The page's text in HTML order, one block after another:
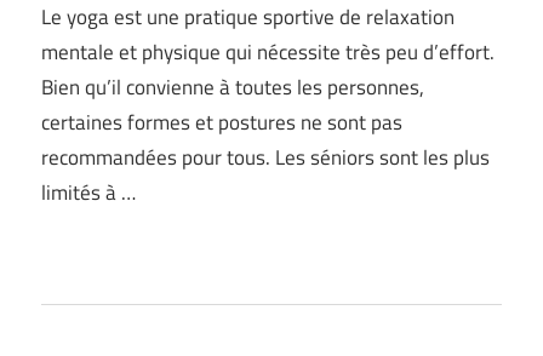
Le yoga est une pratique sportive de relaxation
mentale et physique qui nécessite très peu d’effort.
Bien qu’il convienne à toutes les personnes,
certaines formes et postures ne sont pas
recommandées pour tous. Les séniors sont les plus
limités à …